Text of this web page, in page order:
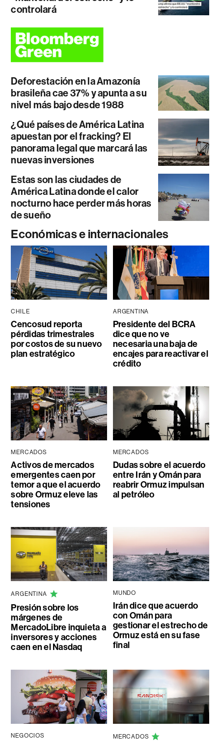
controlará
Deforestación en la Amazonía
brasileña cae 37% y apunta a su
nivel más bajo desde 1988
¿Qué países de América Latina
apuestan por el fracking? El
panorama legal que marcará las
nuevas inversiones
Estas son las ciudades de
América Latina donde el calor
nocturno hace perder más horas
de sueño
Económicas e internacionales
CHILE
Cencosud reporta
pérdidas trimestrales
por costos de su nuevo
plan estratégico
ARGENTINA
Presidente del BCRA
dice que no ve
necesaria una baja de
encajes para reactivar el
crédito
MERCADOS
Activos de mercados
emergentes caen por
temor a que el acuerdo
sobre Ormuz eleve las
tensiones
MERCADOS
Dudas sobre el acuerdo
entre Irán y Omán para
reabrir Ormuz impulsan
al petróleo
ARGENTINA
Presión sobre los
márgenes de
MercadoLibre inquieta a
inversores y acciones
caen en el Nasdaq
MUNDO
Irán dice que acuerdo
con Omán para
gestionar el estrecho de
Ormuz está en su fase
final
NEGOCIOS MERCADOS